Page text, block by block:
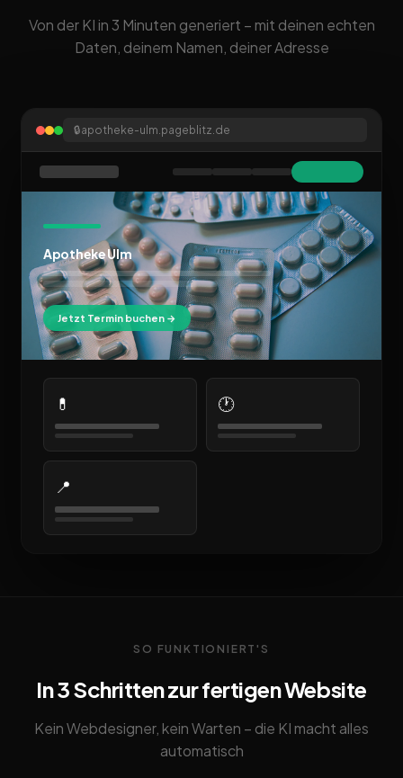
Von der KI in 3 Minuten generiert – mit deinen echten
Daten, deinem Namen, deiner Adresse
🔒apotheke-ulm.pageblitz.de
Apotheke Ulm
Jetzt Termin buchen →
💊 🕐
📍
SO FUNKTIONIERT'S
In 3 Schritten zur fertigen Website
Kein Webdesigner, kein Warten – die KI macht alles
automatisch